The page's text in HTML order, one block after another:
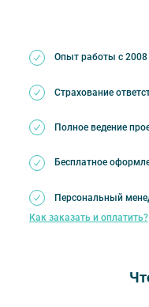
Опыт работы с 2008
Страхование
Полное ведение
Бесплатное
Персональный
Как заказать и оплатить?